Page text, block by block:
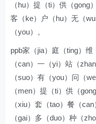
（hu）提（ti）供（gong
客（ke）户（hu）无（
（you）。
ppb家（jia）庭（ting）
（can）一（yi）站（
（suo）有（you）问（
（men）提（ti）供（
（xiu）套（tao）餐（
（gai）多（duo）种（